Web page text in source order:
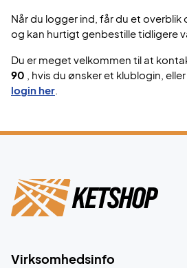
Når du logger ind, får du et overblik
og kan hurtigt genbestille tidligere
Du er meget velkommen til at
90
, hvis du ønsker et klublogin,
login her
Virksomhedsinfo